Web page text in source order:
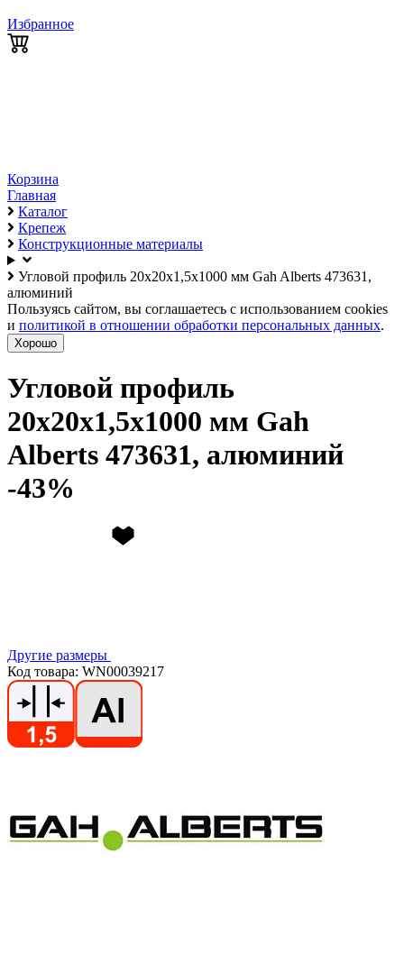
Избранное
Корзина
Главная
Каталог
Крепеж
Конструкционные материалы
Угловой профиль 20х20х1,5х1000 мм Gah Alberts 473631,
алюминий
Пользуясь сайтом, вы соглашаетесь с использованием cookies
и политикой в отношении обработки персональных данных.
Хорошо
Угловой профиль
20х20х1,5х1000 мм Gah
Alberts 473631, алюминий
Другие размеры
Код товара: WN00039217